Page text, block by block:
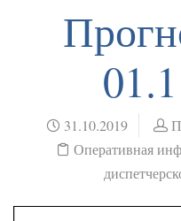
31.10.2019
Оперативная